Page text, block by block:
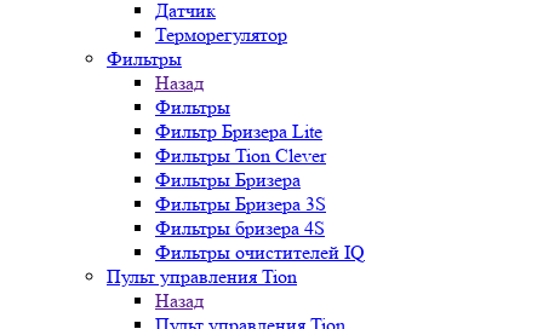
Датчик
Терморегулятор
Фильтры
Назад
Фильтры
Фильтр Бризера Lite
Фильтры Tion Clever
Фильтры Бризера
Фильтры Бризера 3S
Фильтры бризера 4S
Фильтры очистителей IQ
Пульт управления Tion
Назад